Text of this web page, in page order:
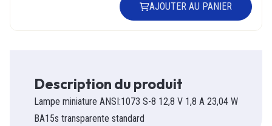
AJOUTER AU PANIER
Description du produit
Lampe miniature ANSI:1073 S-8 12,8 V 1,8 A 23,04 W
BA15s transparente standard